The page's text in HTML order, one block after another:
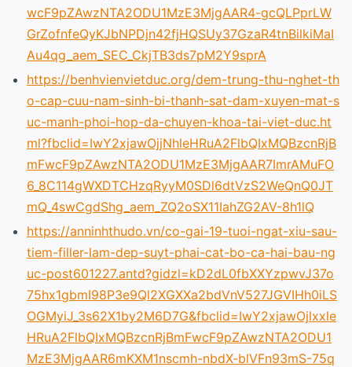
wcF9pZAwzNTA2ODU1MzE3MjgAAR4-gcQLPprLW
GrZofnfeQyKJbNPDjn42fjHQSUy37GzaR4tnBilkiMaI
Au4qg_aem_SEC_CkjTB3ds7pM2Y9sprA
https://benhvienvietduc.org/dem-trung-thu-nghet-th
o-cap-cuu-nam-sinh-bi-thanh-sat-dam-xuyen-mat-s
uc-manh-phoi-hop-da-chuyen-khoa-tai-viet-duc.ht
ml?fbclid=IwY2xjawOjjNhleHRuA2FlbQIxMQBzcnRjB
mFwcF9pZAwzNTA2ODU1MzE3MjgAAR7ImrAMuFO
6_8C114gWXDTCHzqRyyM0SDl6dtVzS2WeQnQ0JT
mQ_4swCgdShg_aem_ZQ2oSX11IahZG2AV-8h1lQ
https://anninhthudo.vn/co-gai-19-tuoi-ngat-xiu-sau-
tiem-filler-lam-dep-suyt-phai-cat-bo-ca-hai-bau-ng
uc-post601227.antd?gidzl=kD2dL0fbXXYzpwvJ37o
75hx1gbmI98P3e9Ql2XGXXa2bdVnV527JGVIHh0iLS
OGMyiJ_3s62X1by2M6D7G&fbclid=IwY2xjawOjlxxle
HRuA2FlbQIxMQBzcnRjBmFwcF9pZAwzNTA2ODU1
MzE3MjgAAR6mKXM1nscmh-nbdX-blVFn93mS-75q